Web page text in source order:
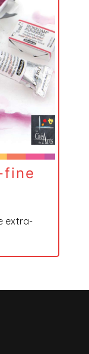
fine
extra-